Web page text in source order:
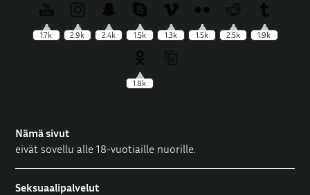
1.7k 2.9k 2.4k 1.5k 1.3k 1.5k 2.5k 1.9k
1.8k
Nämä sivut
eivät sovellu alle 18-vuotiaille nuorille.
Seksuaalipalvelut